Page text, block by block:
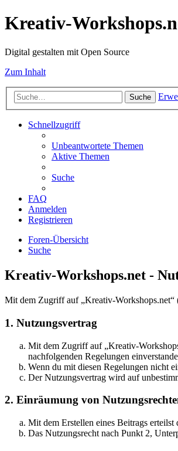
Kreativ-
Digital gestalten mit Open Source
Zum Inhalt
Suche
Schnellzugriff
Unbeantwortete Themen
Aktive Themen
Suche
FAQ
Anmelden
Registrieren
Foren-Übersicht
Suche
Kreativ-Workshops.net -
Mit dem Zugriff auf „Kreativ-Workshops.net“
1. Nutzungsvertrag
Mit dem Zugriff auf „Kreativ-
nachfolgenden Regelungen
Wenn du mit diesen Regelungen nicht
Der Nutzungsvertrag wird auf
2. Einräumung von
Mit dem Erstellen eines Beitrags
Das Nutzungsrecht nach Punkt 2,